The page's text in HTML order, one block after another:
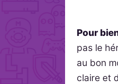
Pour
pas le
au bon
claire et